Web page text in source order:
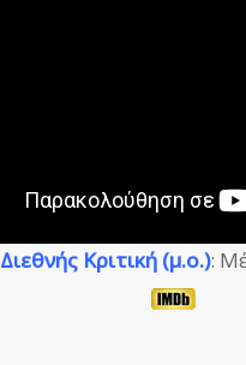
Διεθνής Κριτική (μ.ο.):